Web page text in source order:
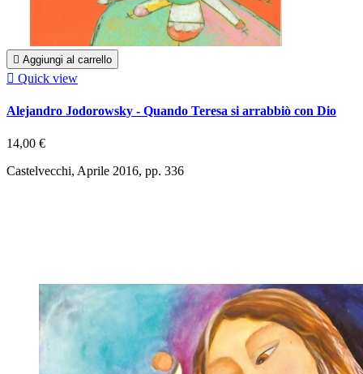
 Aggiungi al carrello
 Quick view
Alejandro Jodorowsky - Quando Teresa si arrabbiò con Dio
14,00 €
Castelvecchi, Aprile 2016, pp. 336